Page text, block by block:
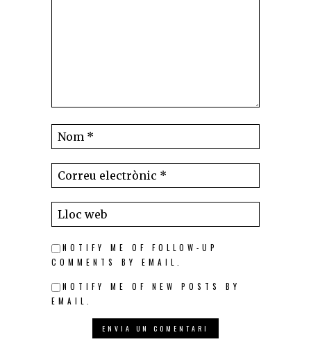
NOTIFY ME OF FOLLOW-UP
COMMENTS BY EMAIL.
NOTIFY ME OF NEW POSTS BY
EMAIL.